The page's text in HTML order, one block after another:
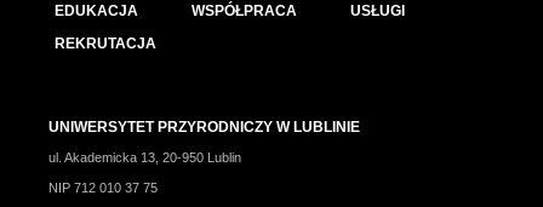
EDUKACJA
WSPÓŁPRACA
USŁUGI
REKRUTACJA
UNIWERSYTET PRZYRODNICZY W LUBLINIE
ul. Akademicka 13, 20-950 Lublin
NIP 712 010 37 75